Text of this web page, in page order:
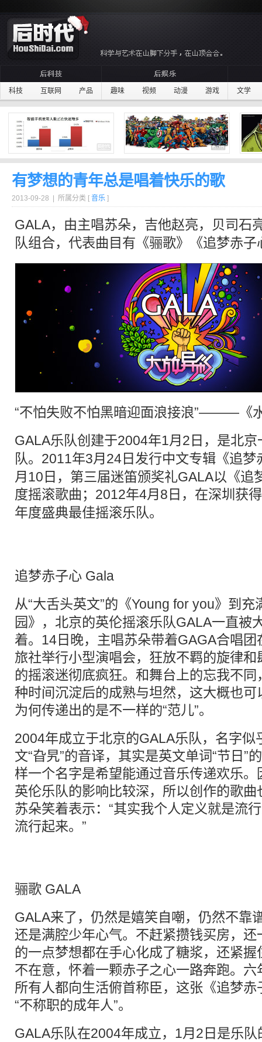
科技 互联网 产品 趣味 视频 动漫 游戏 文学
有梦想的青年总是唱着快乐的歌
2013-09-28 | 所属分类 [ 音乐 ]
GALA，由主唱苏朵，吉他赵亮，贝司石
队组合，代表曲目有《骊歌》《追梦赤子
“不怕失败不怕黑暗迎面浪接浪”———《
GALA乐队创建于2004年1月2日，是北
队。2011年3月24日发行中文专辑《追
月10日，第三届迷笛颁奖礼GALA以《追
度摇滚歌曲；2012年4月8日，在深圳获
年度盛典最佳摇滚乐队。
追梦赤子心 Gala
从“大舌头英文”的《Young for you》到
园》，北京的英伦摇滚乐队GALA一直被
着。14日晚，主唱苏朵带着GAGA合唱
旅社举行小型演唱会，狂放不羁的旋律
的摇滚迷彻底疯狂。和舞台上的忘我不
种时间沉淀后的成熟与坦然，这大概也
为何传递出的是不一样的“范儿”。
2004年成立于北京的GALA乐队，名字似
文“旮旯”的音译，其实是英文单词“节日”
样一个名字是希望能通过音乐传递欢乐
英伦乐队的影响比较深，所以创作的歌
苏朵笑着表示：“其实我个人定义就是流
流行起来。”
骊歌 GALA
GALA来了，仍然是嬉笑自嘲，仍然不靠
还是满腔少年心气。不赶紧攒钱买房，
的一点梦想都在手心化成了糖浆，还紧
不在意，怀着一颗赤子之心一路奔跑。
所有人都向生活俯首称臣，这张《追梦
“不称职的成年人”。
GALA乐队在2004年成立，1月2日是乐